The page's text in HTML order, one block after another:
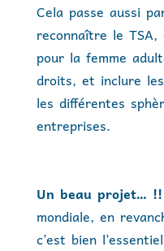
Cela passe aussi
reconnaître le TSA,
pour la femme
droits, et inclure
les différentes
entreprises.
Un beau projet… !!
mondiale, en
c’est bien